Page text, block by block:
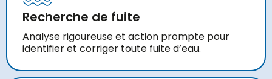
Recherche de fuite
Analyse rigoureuse et action prompte pour
identifier et corriger toute fuite d’eau.